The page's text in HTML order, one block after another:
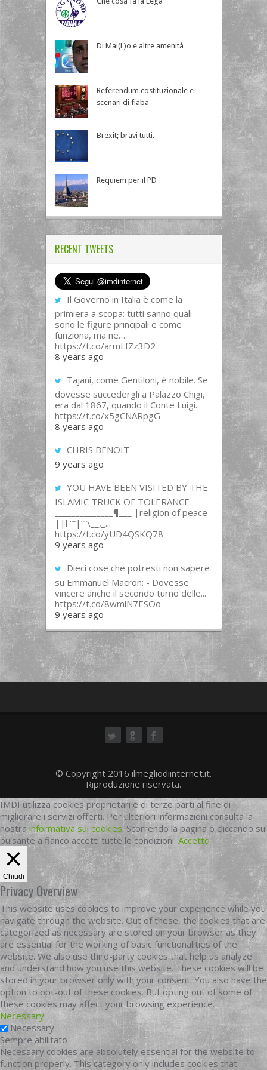
Di Mai(L)o e altre amenità
Referendum costituzionale e
scenari di fiaba
Brexit; bravi tutti.
Requiem per il PD
RECENT TWEETS
Il Governo in Italia è come la
primiera a scopa: tutti sanno quali
sono le figure principali e come
funziona, ma ne…
https://t.co/armLfZz3D2
8 years ago
Tajani, come Gentiloni, è nobile. Se
dovesse succedergli a Palazzo Chigi,
era dal 1867, quando il Conte Luigi...
https://t.co/x5gCNARpgG
8 years ago
CHRIS BENOIT
9 years ago
YOU HAVE BEEN VISITED BY THE
ISLAMIC TRUCK OF TOLERANCE
______________¶___ |religion of peace
||l “”|””\__,_...
https://t.co/yUD4QSKQ78
9 years ago
Dieci cose che potresti non sapere
su Emmanuel Macron: - Dovesse
vincere anche il secondo turno delle...
https://t.co/8wmlN7ESOo
9 years ago
© Copyright 2016 ilmegliodiinternet.it.
Riproduzione riservata.
IMDI utilizza cookies proprietari e di terze parti al fine di
migliorare i servizi offerti. Per ulteriori informazioni consulta la
nostrainformativa sui cookies. Scorrendo la pagina o cliccando sul
pulsante a fianco accetti tutte le condizioni. Accetto
Chiudi
Privacy Overview
This website uses cookies to improve your experience while you
navigate through the website. Out of these, the cookies that are
categorized as necessary are stored on your browser as they
are essential for the working of basic functionalities of the
website. We also use third-party cookies that help us analyze
and understand how you use this website. These cookies will be
stored in your browser only with your consent. You also have the
option to opt-out of these cookies. But opting out of some of
these cookies may affect your browsing experience.
Necessary
Necessary
Sempre abilitato
Necessary cookies are absolutely essential for the website to
function properly. This category only includes cookies that